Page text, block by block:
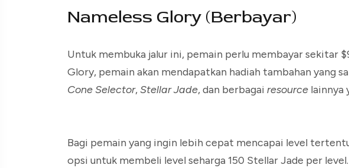
Nameless Glory (Berbayar)
Untuk membuka jalur ini, pemain perlu membayar sekitar
Glory, pemain akan mendapatkan hadiah tambahan yang
Cone Selector,Stellar Jade, dan berbagai resource lainnya
Bagi pemain yang ingin lebih cepat mencapai level
opsi untuk membeli level seharga 150 Stellar Jade per